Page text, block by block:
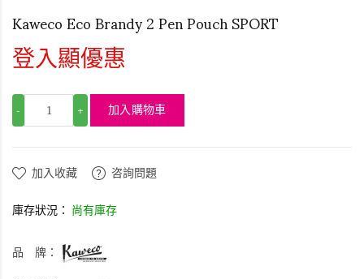
Kaweco Eco Brandy 2 Pen Pouch SPORT
登入顯優惠
- + 加入購物車
加入收藏 咨詢問題
庫存狀況： 尚有庫存
品 牌：